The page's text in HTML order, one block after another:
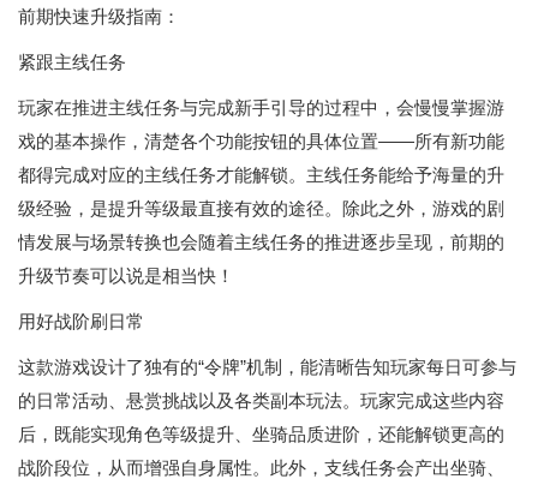
前期快速升级指南：
紧跟主线任务
玩家在推进主线任务与完成新手引导的过程中，会慢慢掌握游
戏的基本操作，清楚各个功能按钮的具体位置——所有新功能
都得完成对应的主线任务才能解锁。主线任务能给予海量的升
级经验，是提升等级最直接有效的途径。除此之外，游戏的剧
情发展与场景转换也会随着主线任务的推进逐步呈现，前期的
升级节奏可以说是相当快！
用好战阶刷日常
这款游戏设计了独有的“令牌”机制，能清晰告知玩家每日可参与
的日常活动、悬赏挑战以及各类副本玩法。玩家完成这些内容
后，既能实现角色等级提升、坐骑品质进阶，还能解锁更高的
战阶段位，从而增强自身属性。此外，支线任务会产出坐骑、